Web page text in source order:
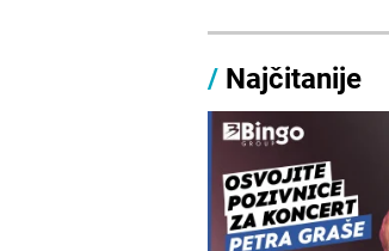
/ Najčitanije